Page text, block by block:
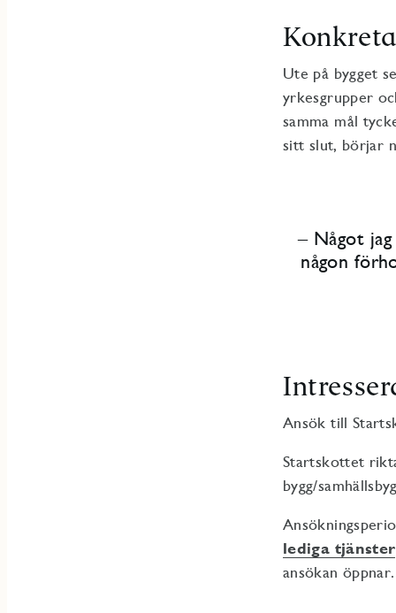
Ute på bygget
yrkesgrupper
samma mål
sitt slut, börjar
– Något
någon
Ansök till
Startskottet
bygg/
lediga tjänster
ansökan öppnar.